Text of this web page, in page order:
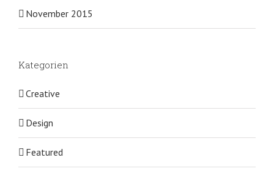
November 2015
Kategorien
Creative
Design
Featured